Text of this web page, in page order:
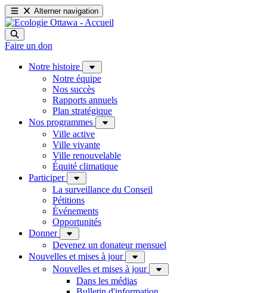
Alterner navigation
Faire un don
Notre histoire
Notre équipe
Nos succès
Rapports annuels
Plan stratégique
Nos programmes
Ville active
Ville vivante
Ville renouvelable
Équité climatique
Participer
La surveillance du Conseil
Pétitions
Événements
Opportunités
Donner
Devenez un donateur mensuel
Nouvelles et mises à jour
Nouvelles et mises à jour
Dans les médias